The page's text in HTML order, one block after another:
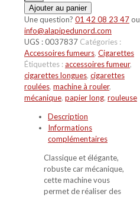
de
Machine
à
rouler
cigarettes
longues
Ajouter au panier
Une question? 01 42 08 23 47ou
info@alapipedunord.com
UGS :0037837 Catégories :
Accessoires fumeurs, Cigarettes
Étiquettes :accessoires fumeur,
cigarettes longues, cigarettes
roulées, machine à rouler,
mécanique, papier long, rouleuse
Description
Informations
complémentaires
Classique et élégante,
robuste car mécanique,
cette machine vous
permet de réaliser des